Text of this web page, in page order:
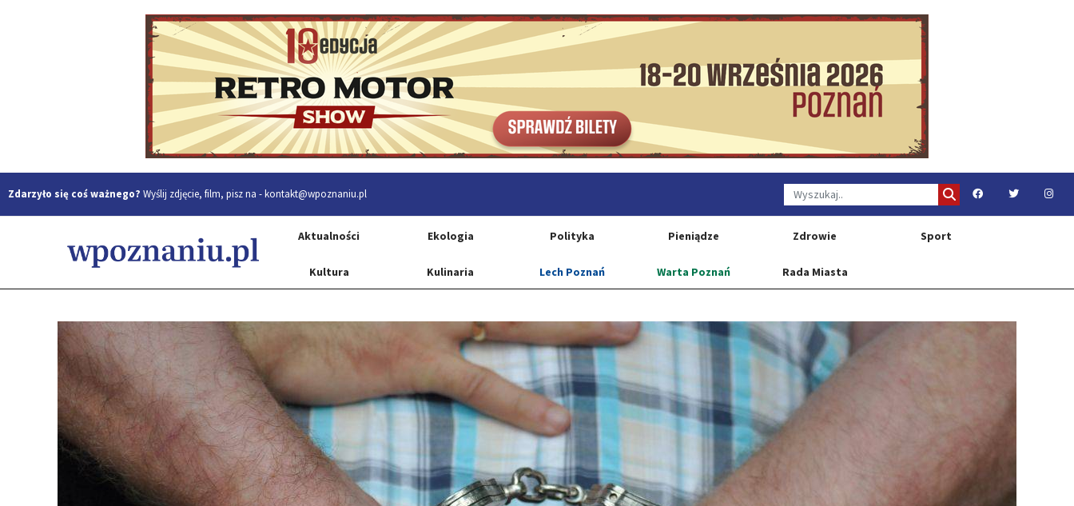
Zdarzyło się coś ważnego? Wyślij zdjęcie, film, pisz na -kontakt@wpoznaniu.pl
Aktualności Ekologia Polityka Pieniądze Zdrowie Sport
Kultura Kulinaria Lech Poznań Warta Poznań Rada Miasta